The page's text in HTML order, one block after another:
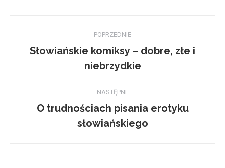
wpisów
POPRZEDNIE
Poprzedni
wpis:
Słowiańskie komiksy – dobre, złe i
niebrzydkie
NASTĘPNE
Następny
wpis:
O trudnościach pisania erotyku
słowiańskiego